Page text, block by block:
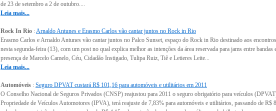
de 23 de setembro a 2 de outubro....
Leia mais...
Rock In Rio :Arnaldo Antunes e Erasmo Carlos vão cantar juntos no Rock in Rio
Erasmo Carlos e Arnaldo Antunes vão cantar juntos no Palco Sunset, espaço do Rock in Rio destinado aos
nesta segunda-feira (13), com um post no qual explica melhor as intenções da área reservada para jams entre
presença de Marcelo Camelo, Céu, Cidadão Instigado, Tulipa Ruiz, Tiê e Letieres Leite...
Leia mais...
Automóveis : Seguro DPVAT custará R$ 101,16 para automóveis e utilitários em 2011
O Conselho Nacional de Seguros Privados (CNSP) reajustou para 2011 o seguro obrigatório para veículos
Propriedade de Veículos Automotores (IPVA), terá reajuste de 7,83% para automóveis e utilitários, passando de